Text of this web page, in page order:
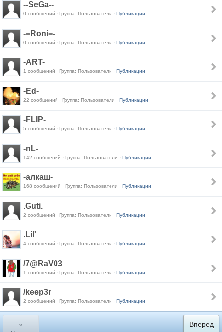
--SeGa--
0 сообщений · Группа: Пользователи · Публикации
-=Roni=-
0 сообщений · Группа: Пользователи · Публикации
-ART-
1 сообщений · Группа: Пользователи · Публикации
-Ed-
22 сообщений · Группа: Пользователи · Публикации
-FLIP-
5 сообщений · Группа: Пользователи · Публикации
-nL-
142 сообщений · Группа: Пользователи · Публикации
-алкаш-
168 сообщений · Группа: Пользователи · Публикации
.Guti.
2 сообщений · Группа: Пользователи · Публикации
.Lil'
4 сообщений · Группа: Пользователи · Публикации
/7@RaV03
1 сообщений · Группа: Пользователи · Публикации
/keep3r
2 сообщений · Группа: Пользователи · Публикации
«
Вперед